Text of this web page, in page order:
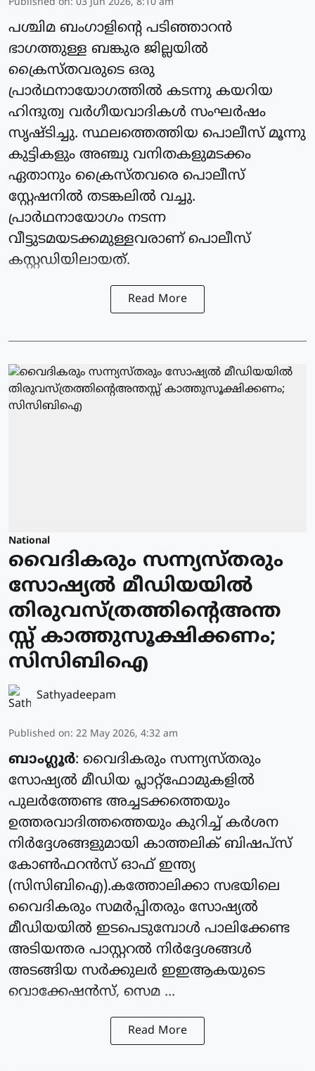
Published on: 03 Jun 2026, 8:10 am
പശ്ചിമ ബംഗാളിന്റെ പടിഞ്ഞാറന്‍
ഭാഗത്തുള്ള ബങ്കുര ജില്ലയില്‍
ക്രൈസ്തവരുടെ ഒരു
പ്രാര്‍ഥനായോഗത്തില്‍ കടന്നു കയറിയ
ഹിന്ദുത്വ വര്‍ഗീയവാദികള്‍ സംഘര്‍ഷം
സൃഷ്ടിച്ചു. സ്ഥലത്തെത്തിയ പൊലീസ് മൂന്നു
കുട്ടികളും അഞ്ചു വനിതകളുമടക്കം
ഏതാനും ക്രൈസ്തവരെ പൊലീസ്
സ്റ്റേഷനില്‍ തടങ്കലില്‍ വച്ചു.
പ്രാര്‍ഥനായോഗം നടന്ന
വീട്ടുടമയടക്കമുള്ളവരാണ് പൊലീസ്
കസ്റ്റഡിയിലായത്.
Read More
National
വൈദികരും സന്ന്യസ്തരും
സോഷ്യല്‍ മീഡിയയില്‍
തിരുവസ്ത്രത്തിന്റെഅന്ത
സ്സ് കാത്തുസൂക്ഷിക്കണം;
സിസിബിഐ
Sathyadeepam
Published on: 22 May 2026, 4:32 am
ബാംഗ്ലൂര്‍: വൈദികരും സന്ന്യസ്തരും
സോഷ്യല്‍ മീഡിയ പ്ലാറ്റ്ഫോമുകളില്‍
പുലര്‍ത്തേണ്ട അച്ചടക്കത്തെയും
ഉത്തരവാദിത്തത്തെയും കുറിച്ച് കര്‍ശന
നിര്‍ദ്ദേശങ്ങളുമായി കാത്തലിക് ബിഷപ്‌സ്
കോണ്‍ഫറന്‍സ് ഓഫ് ഇന്ത്യ
(സിസിബിഐ).കത്തോലിക്കാ സഭയിലെ
വൈദികരും സമര്‍പ്പിതരും സോഷ്യല്‍
മീഡിയയില്‍ ഇടപെടുമ്പോള്‍ പാലിക്കേണ്ട
അടിയന്തര പാസ്റ്ററല്‍ നിര്‍ദ്ദേശങ്ങള്‍
അടങ്ങിയ സര്‍ക്കുലര്‍ ഇഇആകയുടെ
വൊക്കേഷന്‍സ്, സെമ ...
Read More